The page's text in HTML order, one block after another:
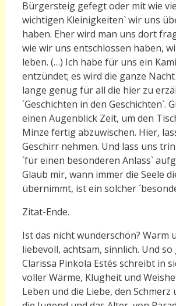
Bürgersteig gefegt oder mit wie
wichtigen Kleinigkeiten` wir uns
haben. Eher wird man uns dort
wie wir uns entschlossen haben,
leben. (…) Ich habe für uns ein
entzündet; es wird die ganze
lange genug für all die hier zu
´Geschichten in den Geschichten`.
einen Augenblick Zeit, um den
Minze fertig abzuwischen. Hier,
Geschirr nehmen. Und lass uns
´für einen besonderen Anlass`
Glaub mir, wann immer die Seele
übernimmt, ist ein solcher
Zitat-Ende.
Ist das nicht wunderschön? Warm
liebevoll, achtsam, sinnlich. Und so
Clarissa Pinkola Estés schreibt in
voller Wärme, Klugheit und
Leben und die Liebe, den Schmerz